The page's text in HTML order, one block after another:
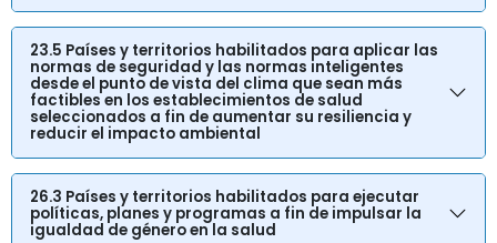
23.5 Países y territorios habilitados para aplicar las
normas de seguridad y las normas inteligentes
desde el punto de vista del clima que sean más
factibles en los establecimientos de salud
seleccionados a fin de aumentar su resiliencia y
reducir el impacto ambiental
26.3 Países y territorios habilitados para ejecutar
políticas, planes y programas a fin de impulsar la
igualdad de género en la salud